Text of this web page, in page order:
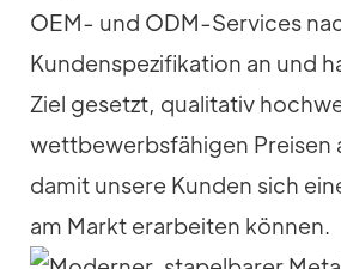
OEM- und ODM-Services
Kundenspezifikation an und
Ziel gesetzt, qualitativ
wettbewerbsfähigen Preisen
damit unsere Kunden sich
am Markt erarbeiten können.